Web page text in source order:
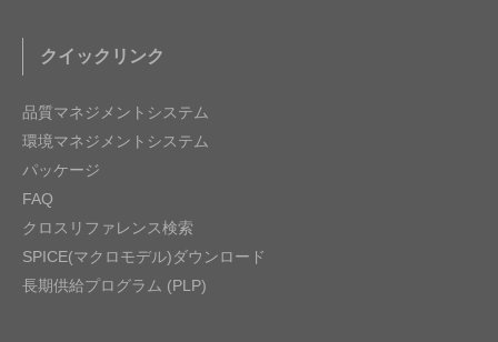
クイックリンク
品質マネジメントシステム
環境マネジメントシステム
パッケージ
FAQ
クロスリファレンス検索
SPICE(マクロモデル)ダウンロード
長期供給プログラム (PLP)